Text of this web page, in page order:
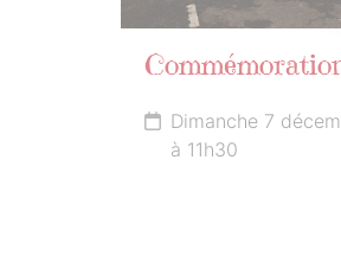
Dimanche 7
à 11h30